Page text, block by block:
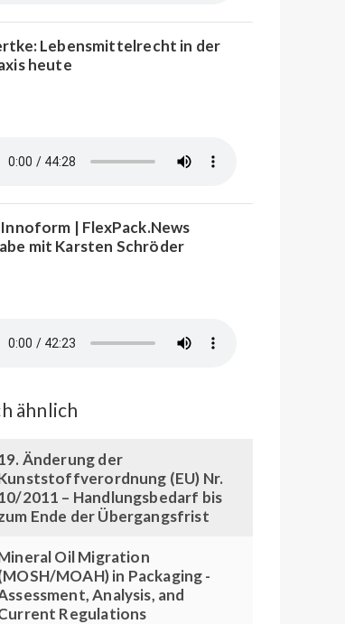
Lebensmittelrecht in der
heute
| FlexPack.News
mit Karsten Schröder
ähnlich
Änderung der
(EU) Nr.
2011 – Handlungsbedarf bis
Ende der Übergangsfrist
Oil Migration
MOAH) in Packaging -
Analysis, and
Regulations